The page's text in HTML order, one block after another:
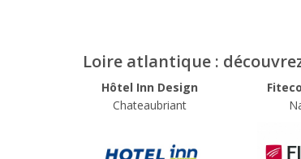
Loire atlantique :
Hôtel Inn Design
Chateaubriant